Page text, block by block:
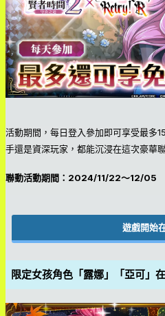
活動期間，每日登入參加即可享受最多
手還是資深玩家，都能沉浸在這次豪華
聯動活動期間：2024/11/22～12/05
遊戲開始
限定女孩角色「露娜」「亞可」